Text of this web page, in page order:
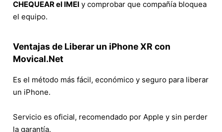
CHEQUEAR el IMEI y comprobar que compañía bloquea
el equipo.
Ventajas de Liberar un iPhone XR con
Movical.Net
Es el método más fácil, económico y seguro para liberar
un iPhone.
Servicio es oficial, recomendado por Apple y sin perder
la garantía.